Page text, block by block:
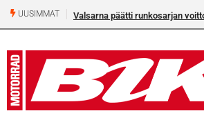
UUSIMMAT Valsarna päätti runkosarjan